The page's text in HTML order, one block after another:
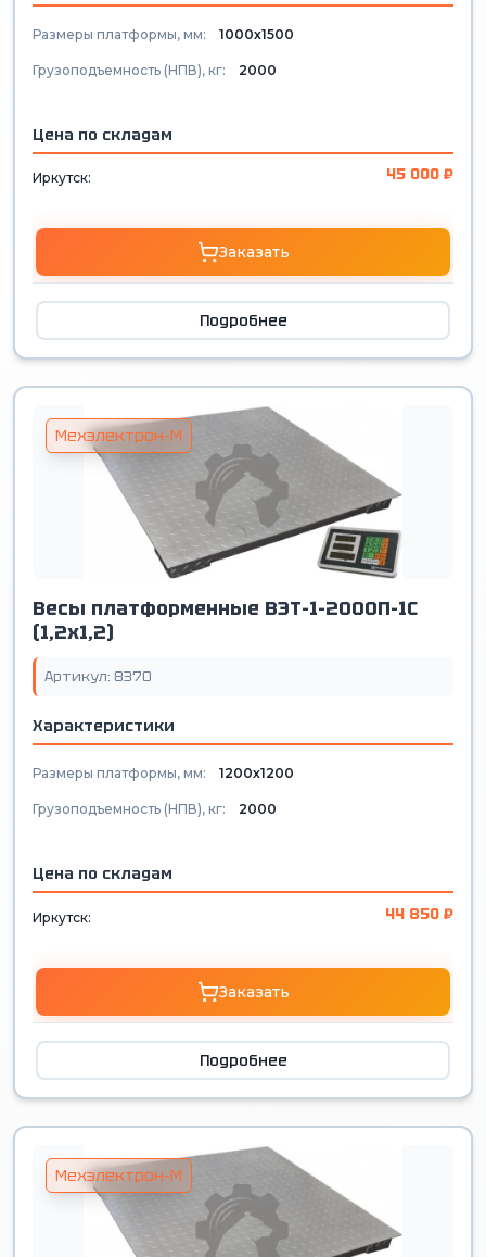
Размеры платформы, мм: 1000х1500
Грузоподъемность (НПВ), кг: 2000
Цена по складам
Иркутск: 45 000 ₽
Заказать
Подробнее
Мехэлектрон-М
Весы платформенные ВЭТ-1-2000П-1С
(1,2х1,2)
Артикул: 8370
Характеристики
Размеры платформы, мм: 1200х1200
Грузоподъемность (НПВ), кг: 2000
Цена по складам
Иркутск: 44 850 ₽
Заказать
Подробнее
Мехэлектрон-М